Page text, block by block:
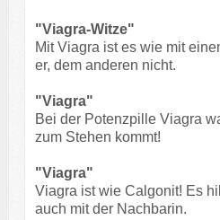
"Viagra-Witze"
Mit Viagra ist es wie mit
er, dem anderen nicht.
"Viagra"
Bei der Potenzpille Viagra
zum Stehen kommt!
"Viagra"
Viagra ist wie Calgonit! Es
auch mit der Nachbarin.